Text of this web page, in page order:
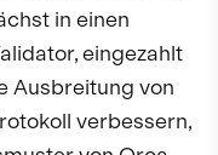
in einen
eingezahlt
Ausbreitung von
verbessern,